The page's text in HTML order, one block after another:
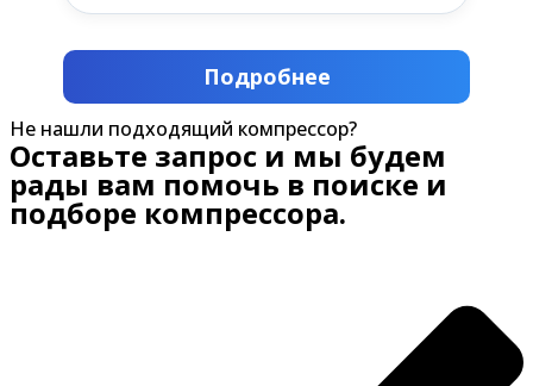
Подробнее
Не нашли подходящий компрессор?
Оставьте запрос и мы будем
рады вам помочь в поиске и
подборе компрессора.